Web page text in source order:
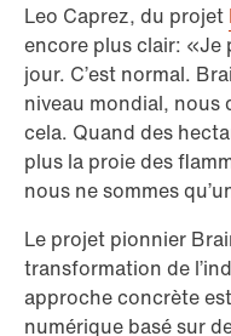
Leo Caprez, du projet
encore plus clair: «Je
jour. C’est normal.
niveau mondial, nous
cela. Quand des
plus la proie des
nous ne sommes
Le projet pionnier
transformation de
approche concrète
numérique basé sur